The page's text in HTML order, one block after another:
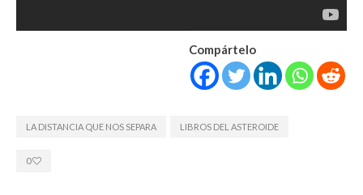
Compártelo
LA DISTANCIA QUE NOS SEPARA LIBROS DEL ASTEROIDE
0